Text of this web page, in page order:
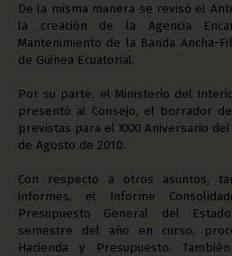
De la misma manera se revisó el
la creación de la Agencia
Mantenimiento de la Banda Ancha-
de Guinea Ecuatorial.
Por su parte, el Ministerio del
presentó al Consejo, el borrador
previstas para el XXXI Aniversario
de Agosto de 2010.
Con respecto a otros asuntos,
informes, el Informe
Presupuesto General del
semestre del año en curso,
Hacienda y Presupuesto.